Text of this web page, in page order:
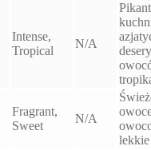
Intense,
Tropical
N/A
Fragrant,
Sweet
N/A
lekkie